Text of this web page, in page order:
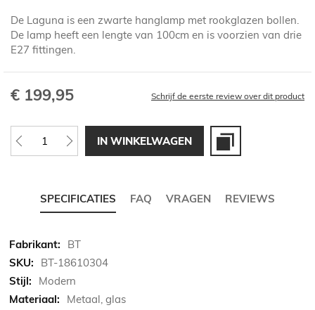
de
afbeeldingen-
gallerij
De Laguna is een zwarte hanglamp met rookglazen bollen.
De lamp heeft een lengte van 100cm en is voorzien van drie
E27 fittingen.
€ 199,95 Schrijf de eerste review over dit product
IN WINKELWAGEN
SPECIFICATIES FAQ VRAGEN REVIEWS
Meer
informatie
BT
BT-18610304
Modern
Metaal, glas